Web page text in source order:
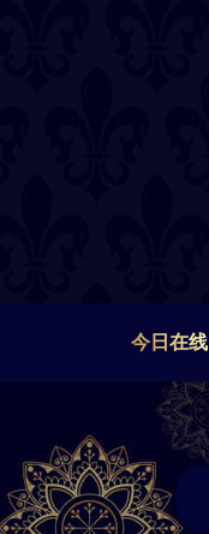
今日在线